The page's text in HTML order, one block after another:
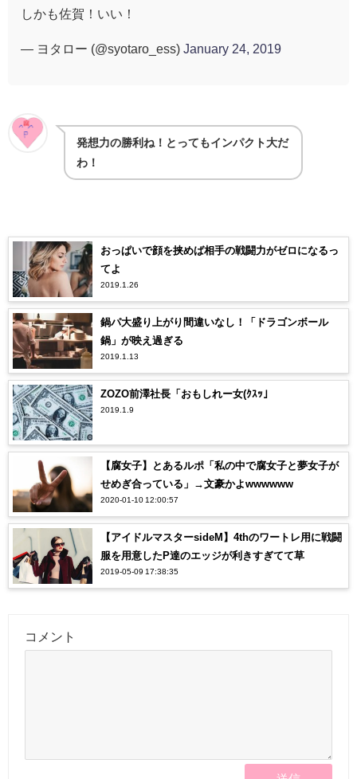
しかも佐賀！いい！
— ヨタロー (@syotaro_ess) January 24, 2019
発想力の勝利ね！とってもインパクト大だ
わ！
おっぱいで顔を挟めば相手の戦闘力がゼロになるっ
てよ
2019.1.26
鍋パ大盛り上がり間違いなし！「ドラゴンボール
鍋」が映え過ぎる
2019.1.13
ZOZO前澤社長「おもしれー女(ｸｽｯ」
2019.1.9
【腐女子】とあるルポ「私の中で腐女子と夢女子が
せめぎ合っている」→文豪かよwwwwww
2020-01-10 12:00:57
【アイドルマスターsideM】4thのワートレ用に戦闘
服を用意したP達のエッジが利きすぎてて草
2019-05-09 17:38:35
コメント